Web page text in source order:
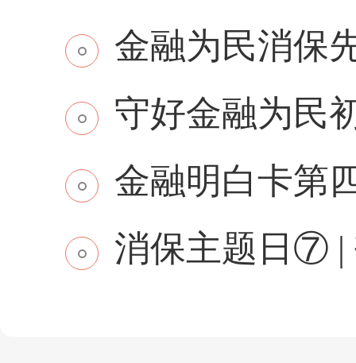
金融为民消保
守好金融为民
金融明白卡第
消保主题日⑦ |